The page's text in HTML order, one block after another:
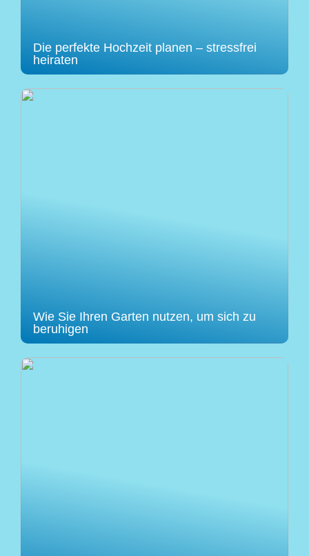
Die perfekte Hochzeit planen – stressfrei
heiraten
Wie Sie Ihren Garten nutzen, um sich zu
beruhigen